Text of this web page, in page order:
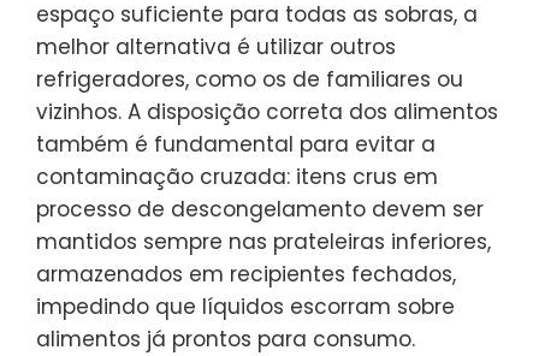
espaço suficiente para todas as sobras, a
melhor alternativa é utilizar outros
refrigeradores, como os de familiares ou
vizinhos. A disposição correta dos alimentos
também é fundamental para evitar a
contaminação cruzada: itens crus em
processo de descongelamento devem ser
mantidos sempre nas prateleiras inferiores,
armazenados em recipientes fechados,
impedindo que líquidos escorram sobre
alimentos já prontos para consumo.